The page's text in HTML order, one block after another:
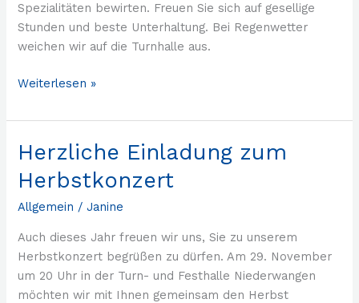
Spezialitäten bewirten. Freuen Sie sich auf gesellige
Stunden und beste Unterhaltung. Bei Regenwetter
weichen wir auf die Turnhalle aus.
Weiterlesen »
Herzliche Einladung zum
Herbstkonzert
Allgemein /Janine
Auch dieses Jahr freuen wir uns, Sie zu unserem
Herbstkonzert begrüßen zu dürfen. Am 29. November
um 20 Uhr in der Turn- und Festhalle Niederwangen
möchten wir mit Ihnen gemeinsam den Herbst
Herzliche
zum
Herbstkonzert